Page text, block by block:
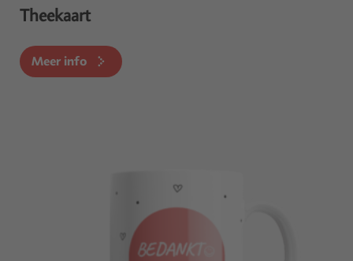
Theekaart
Meer info